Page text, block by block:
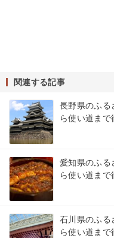
関連する記事
長野県のふる
ら使い道まで
愛知県のふる
ら使い道まで
石川県のふる
ら使い道まで